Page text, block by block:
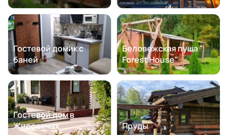
Гостевой домик с
баней
Беловежская пуща "
Forest House"
Гостевой дом в
Жировичах
Пруды